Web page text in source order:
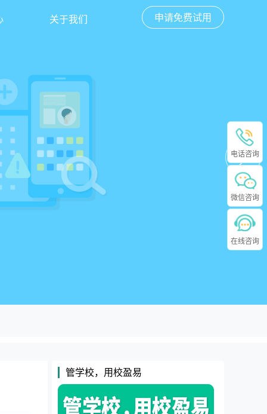
关于我们 申请免费试用
管学校，用校盈易
电话咨询
微信咨询
在线咨询